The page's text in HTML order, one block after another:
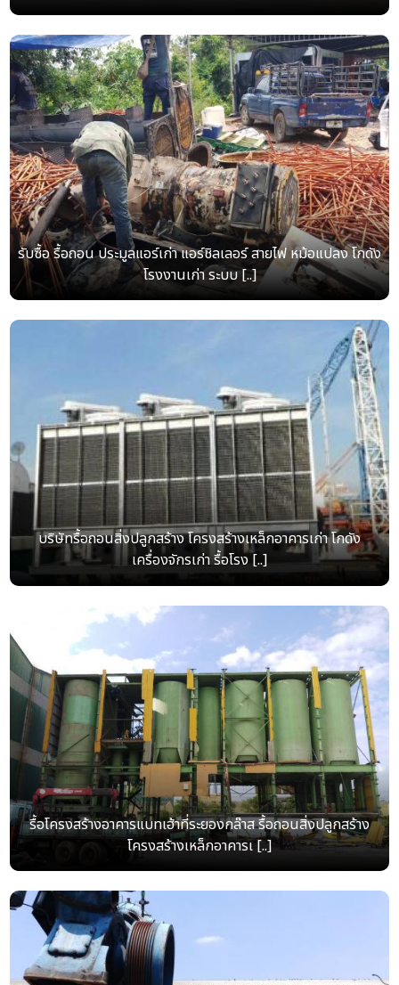
รับซื้อ รื้อถอน ประมูลแอร์เก่า แอร์ชิลเลอร์ สายไฟ หม้อแปลง โกดัง
โรงงานเก่า ระบบ [..]
บริษัทรื้อถอนสิ่งปลูกสร้าง โครงสร้างเหล็กอาคารเก่า โกดัง
เครื่องจักรเก่า รื้อโรง [..]
รื้อโครงสร้างอาคารแบทเฮ้าที่ระยองกล๊าส รื้อถอนสิ่งปลูกสร้าง
โครงสร้างเหล็กอาคารเ [..]